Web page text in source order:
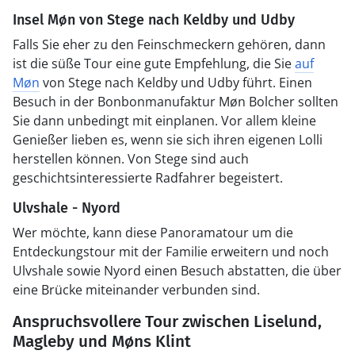
Insel Møn von Stege nach Keldby und Udby
Falls Sie eher zu den Feinschmeckern gehören, dann
ist die süße Tour eine gute Empfehlung, die Sieauf
Møn von Stege nach Keldby und Udby führt. Einen
Besuch in der Bonbonmanufaktur Møn Bolcher sollten
Sie dann unbedingt mit einplanen. Vor allem kleine
Genießer lieben es, wenn sie sich ihren eigenen Lolli
herstellen können. Von Stege sind auch
geschichtsinteressierte Radfahrer begeistert.
Ulvshale - Nyord
Wer möchte, kann diese Panoramatour um die
Entdeckungstour mit der Familie erweitern und noch
Ulvshale sowie Nyord einen Besuch abstatten, die über
eine Brücke miteinander verbunden sind.
Anspruchsvollere Tour zwischen Liselund,
Magleby und Møns Klint